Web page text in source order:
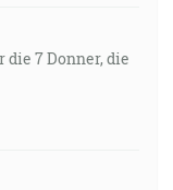
7 Donner, die